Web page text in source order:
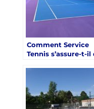
Comment Service
Tennis s’assure-t-il
dans la
de Courts de Tennis
Mougins ?